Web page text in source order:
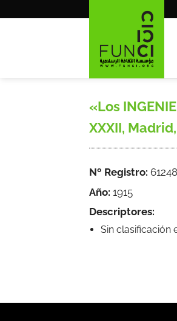
«Los
XXXII,
Nº Registro: 61248
Año: 1915
Descriptores:
Sin clasificación